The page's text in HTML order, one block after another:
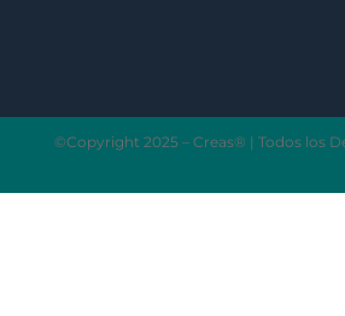
©Copyright 2025 – Creas® | Todos los